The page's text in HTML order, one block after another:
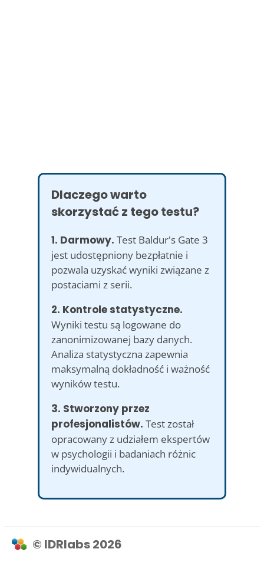
Dlaczego warto
skorzystać z tego testu?
1. Darmowy. Test Baldur's Gate 3
jest udostępniony bezpłatnie i
pozwala uzyskać wyniki związane z
postaciami z serii.
2. Kontrole statystyczne.
Wyniki testu są logowane do
zanonimizowanej bazy danych.
Analiza statystyczna zapewnia
maksymalną dokładność i ważność
wyników testu.
3. Stworzony przez
profesjonalistów. Test został
opracowany z udziałem ekspertów
w psychologii i badaniach różnic
indywidualnych.
© IDRlabs 2026